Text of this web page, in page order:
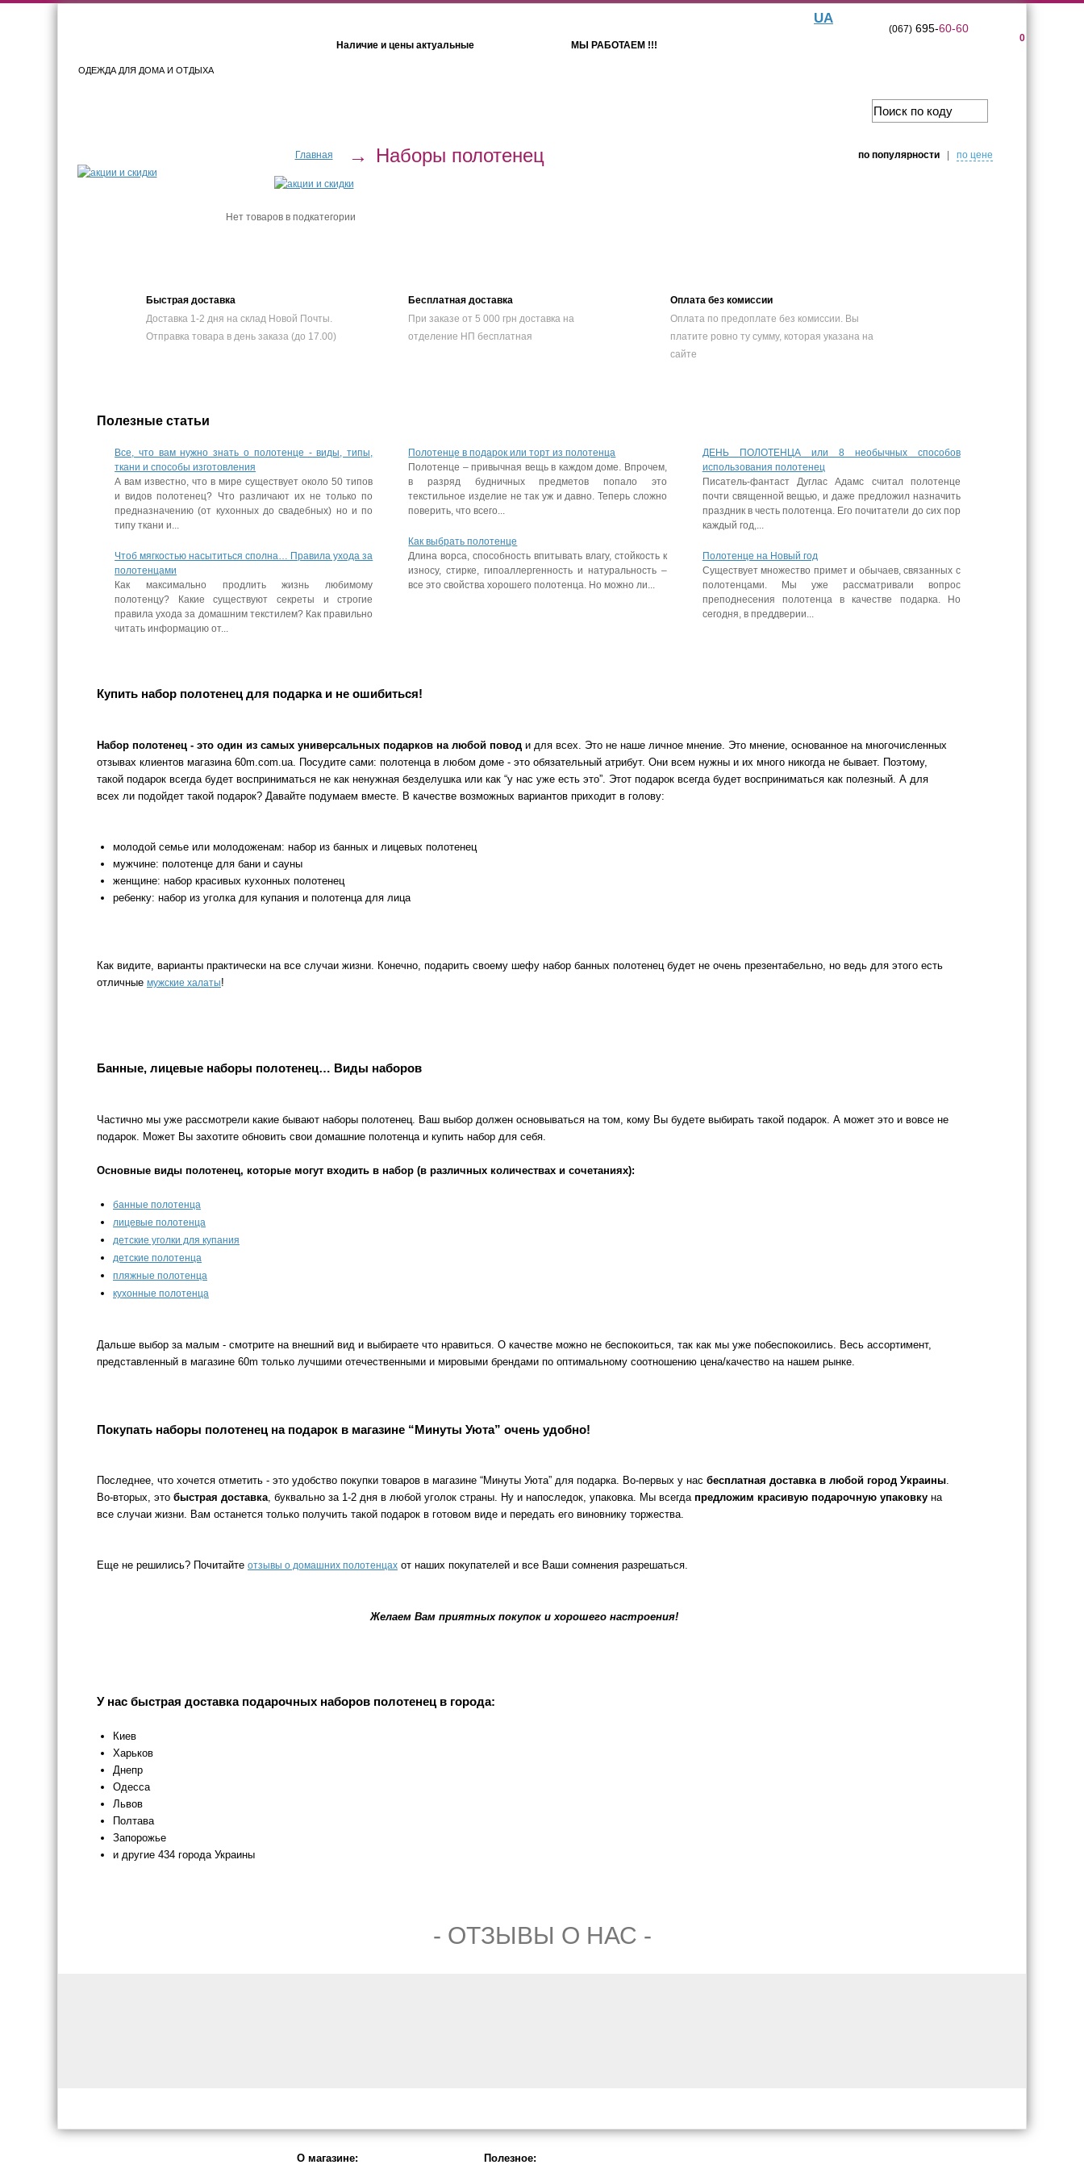
ОДЕЖДА ДЛЯ ДОМА И ОТДЫХА
Наличие и цены актуальные МЫ РАБОТАЕМ !!!
UA
0
(067)695-60-60
Главная → Наборы полотенец по популярности| по цене
Нет товаров в подкатегории
Быстрая доставка
Доставка 1-2 дня на склад Новой Почты.
Отправка товара в день заказа (до 17.00)
Бесплатная доставка
При заказе от 5 000 грн доставка на
отделение НП бесплатная
Оплата без комиссии
Оплата по предоплате без комиссии. Вы
платите ровно ту сумму, которая указана на
сайте
Полезные статьи
Все, что вам нужно знать о полотенце - виды, типы,
ткани и способы изготовления
А вам известно, что в мире существует около 50 типов
и видов полотенец? Что различают их не только по
предназначению (от кухонных до свадебных) но и по
типу ткани и...
Чтоб мягкостью насытиться сполна… Правила ухода за
полотенцами
Как максимально продлить жизнь любимому
полотенцу? Какие существуют секреты и строгие
правила ухода за домашним текстилем? Как правильно
читать информацию от...
Полотенце в подарок или торт из полотенца
Полотенце – привычная вещь в каждом доме. Впрочем,
в разряд будничных предметов попало это
текстильное изделие не так уж и давно. Теперь сложно
поверить, что всего...
Как выбрать полотенце
Длина ворса, способность впитывать влагу, стойкость к
износу, стирке, гипоаллергенность и натуральность –
все это свойства хорошего полотенца. Но можно ли...
ДЕНЬ ПОЛОТЕНЦА или 8 необычных способов
использования полотенец
Писатель-фантаст Дуглас Адамс считал полотенце
почти священной вещью, и даже предложил назначить
праздник в честь полотенца. Его почитатели до сих пор
каждый год,...
Полотенце на Новый год
Существует множество примет и обычаев, связанных с
полотенцами. Мы уже рассматривали вопрос
преподнесения полотенца в качестве подарка. Но
сегодня, в преддверии...
Купить набор полотенец для подарка и не ошибиться!
Набор полотенец - это один из самых универсальных подарков на любой повод и для всех. Это не наше личное мнение. Это мнение, основанное на многочисленных
отзывах клиентов магазина 60m.com.ua. Посудите сами: полотенца в любом доме - это обязательный атрибут. Они всем нужны и их много никогда не бывает. Поэтому,
такой подарок всегда будет восприниматься не как ненужная безделушка или как “у нас уже есть это”. Этот подарок всегда будет восприниматься как полезный. А для
всех ли подойдет такой подарок? Давайте подумаем вместе. В качестве возможных вариантов приходит в голову:
молодой семье или молодоженам: набор из банных и лицевых полотенец
мужчине: полотенце для бани и сауны
женщине: набор красивых кухонных полотенец
ребенку: набор из уголка для купания и полотенца для лица
Как видите, варианты практически на все случаи жизни. Конечно, подарить своему шефу набор банных полотенец будет не очень презентабельно, но ведь для этого есть
отличные мужские халаты!
Банные, лицевые наборы полотенец… Виды наборов
Частично мы уже рассмотрели какие бывают наборы полотенец. Ваш выбор должен основываться на том, кому Вы будете выбирать такой подарок. А может это и вовсе не
подарок. Может Вы захотите обновить свои домашние полотенца и купить набор для себя.
Основные виды полотенец, которые могут входить в набор (в различных количествах и сочетаниях):
банные полотенца
лицевые полотенца
детские уголки для купания
детские полотенца
пляжные полотенца
кухонные полотенца
Дальше выбор за малым - смотрите на внешний вид и выбираете что нравиться. О качестве можно не беспокоиться, так как мы уже побеспокоились. Весь ассортимент,
представленный в магазине 60m только лучшими отечественными и мировыми брендами по оптимальному соотношению цена/качество на нашем рынке.
Покупать наборы полотенец на подарок в магазине “Минуты Уюта” очень удобно!
Последнее, что хочется отметить - это удобство покупки товаров в магазине “Минуты Уюта” для подарка. Во-первых у нас бесплатная доставка в любой город Украины.
Во-вторых, это быстрая доставка, буквально за 1-2 дня в любой уголок страны. Ну и напоследок, упаковка. Мы всегда предложим красивую подарочную упаковку на
все случаи жизни. Вам останется только получить такой подарок в готовом виде и передать его виновнику торжества.
Еще не решились? Почитайте отзывы о домашних полотенцах от наших покупателей и все Ваши сомнения разрешаться.
Желаем Вам приятных покупок и хорошего настроения!
У нас быстрая доставка подарочных наборов полотенец в города:
Киев
Харьков
Днепр
Одесса
Львов
Полтава
Запорожье
и другие 434 города Украины
- ОТЗЫВЫ О НАС -
О магазине: Полезное: